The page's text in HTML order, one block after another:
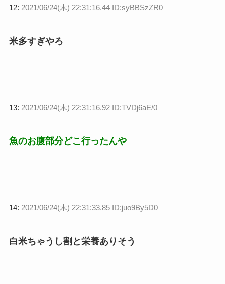
12: 2021/06/24(木) 22:31:16.44 ID:syBBSzZR0
米多すぎやろ
13: 2021/06/24(木) 22:31:16.92 ID:TVDj6aE/0
魚のお腹部分どこ行ったんや
14: 2021/06/24(木) 22:31:33.85 ID:juo9By5D0
白米ちゃうし割と栄養ありそう